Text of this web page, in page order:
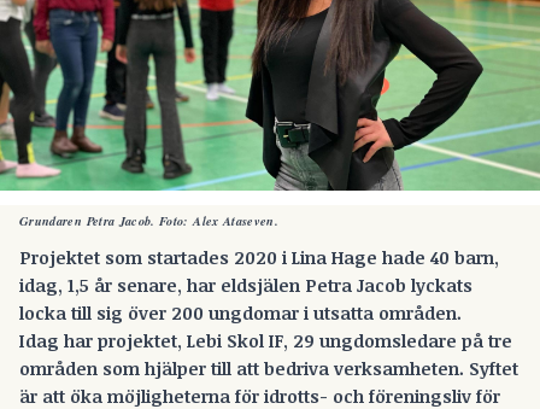
Grundaren Petra Jacob. Foto: Alex Ataseven.
Projektet som startades 2020 i Lina Hage hade 40 barn,
idag, 1,5 år senare, har eldsjälen Petra Jacob lyckats
locka till sig över 200 ungdomar i utsatta områden.
Idag har projektet, Lebi Skol IF, 29 ungdomsledare på tre
områden som hjälper till att bedriva verksamheten. Syftet
är att öka möjligheterna för idrotts- och föreningsliv för